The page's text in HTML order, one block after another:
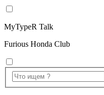
MyTypeR Talk
Furious Honda Club